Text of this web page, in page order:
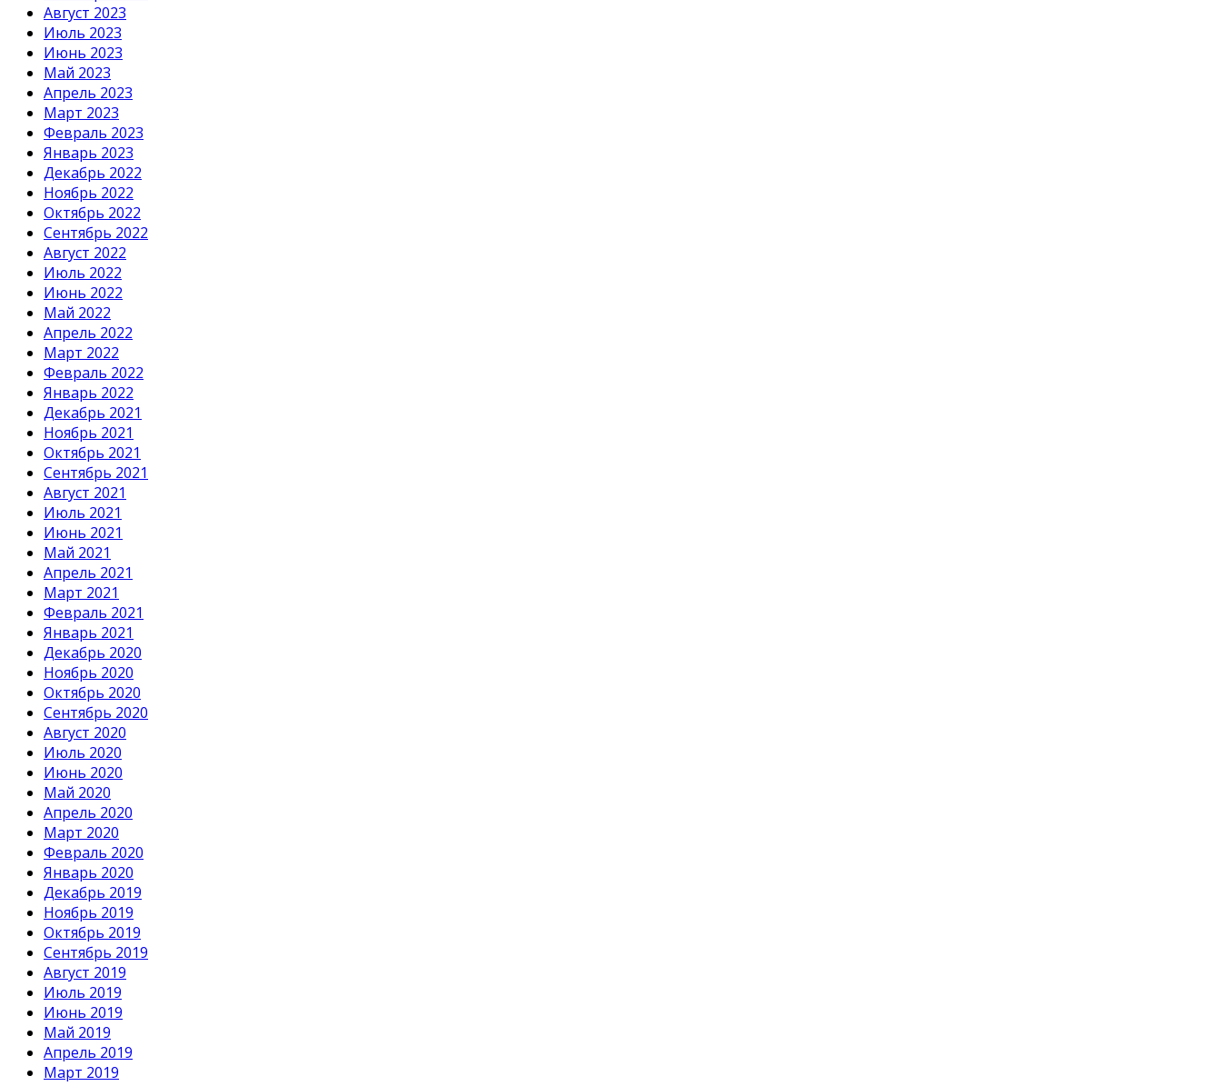
Август 2023
Июль 2023
Июнь 2023
Май 2023
Апрель 2023
Март 2023
Февраль 2023
Январь 2023
Декабрь 2022
Ноябрь 2022
Октябрь 2022
Сентябрь 2022
Август 2022
Июль 2022
Июнь 2022
Май 2022
Апрель 2022
Март 2022
Февраль 2022
Январь 2022
Декабрь 2021
Ноябрь 2021
Октябрь 2021
Сентябрь 2021
Август 2021
Июль 2021
Июнь 2021
Май 2021
Апрель 2021
Март 2021
Февраль 2021
Январь 2021
Декабрь 2020
Ноябрь 2020
Октябрь 2020
Сентябрь 2020
Август 2020
Июль 2020
Июнь 2020
Май 2020
Апрель 2020
Март 2020
Февраль 2020
Январь 2020
Декабрь 2019
Ноябрь 2019
Октябрь 2019
Сентябрь 2019
Август 2019
Июль 2019
Июнь 2019
Май 2019
Апрель 2019
Март 2019